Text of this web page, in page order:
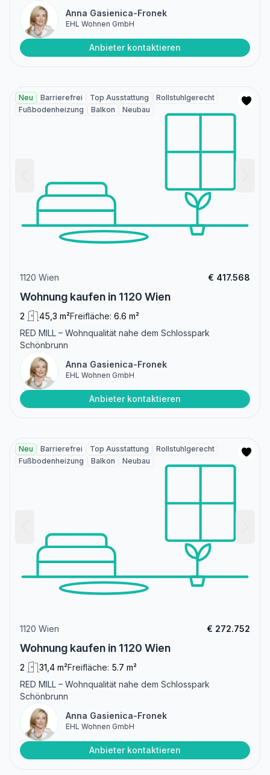
Anna Gasienica-Fronek
EHL Wohnen GmbH
Anbieter kontaktieren
Neu Barrierefrei Top Ausstattung
Rollstuhlgerecht
Fußbodenheizung
Balkon Neubau
1120 Wien € 417.568
Wohnung kaufen in 1120 Wien
2 45,3 m²Freifläche: 6.6 m²
RED MILL – Wohnqualität nahe dem Schlosspark
Schönbrunn
Anna Gasienica-Fronek
EHL Wohnen GmbH
Anbieter kontaktieren
Neu Barrierefrei Top Ausstattung
Rollstuhlgerecht
Fußbodenheizung
Balkon Neubau
1120 Wien € 272.752
Wohnung kaufen in 1120 Wien
2 31,4 m²Freifläche: 5.7 m²
RED MILL – Wohnqualität nahe dem Schlosspark
Schönbrunn
Anna Gasienica-Fronek
EHL Wohnen GmbH
Anbieter kontaktieren